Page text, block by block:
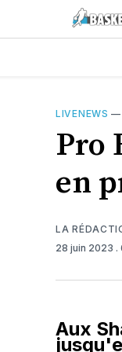
LIVENEWS —
Pro
en
LA
28 juin 2023 .
Aux